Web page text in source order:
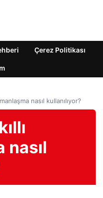
Çerez Politikası
nasıl kullanılıyor?
nasıl